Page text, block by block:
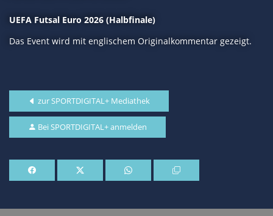
UEFA Futsal Euro 2026 (Halbfinale)
Das Event wird mit englischem Originalkommentar gezeigt.
zur SPORTDIGITAL+ Mediathek
Bei SPORTDIGITAL+ anmelden